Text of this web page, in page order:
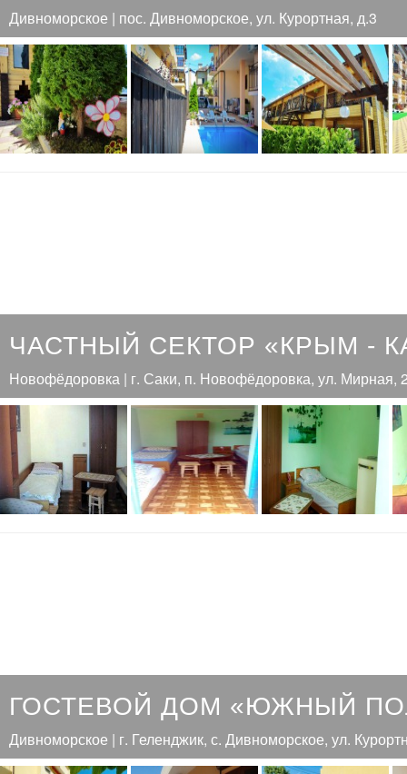
Дивноморское | пос. Дивноморское, ул. Курортная, д.3
ЧАСТНЫЙ СЕКТОР «КРЫМ -
Новофёдоровка | г. Саки, п. Новофёдоровка, ул. Мирная,
ГОСТЕВОЙ ДОМ «ЮЖНЫЙ
Дивноморское | г. Геленджик, с. Дивноморское, ул.